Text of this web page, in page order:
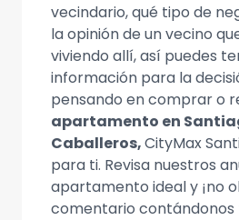
vecindario, qué tipo de
la opinión de un vecino
viviendo allí, así puedes
información para la
pensando en comprar o
apartamento en
Caballeros,CityMax
para ti. Revisa nuestros
apartamento ideal y ¡no
comentario contándonos